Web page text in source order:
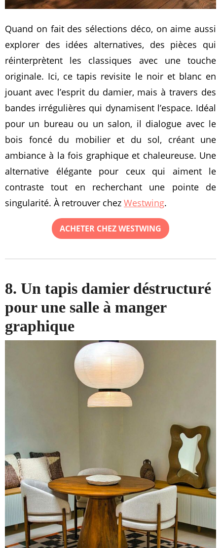
Quand on fait des sélections déco, on aime aussi
explorer des idées alternatives, des pièces qui
réinterprètent les classiques avec une touche
originale. Ici, ce tapis revisite le noir et blanc en
jouant avec l’esprit du damier, mais à travers des
bandes irrégulières qui dynamisent l’espace. Idéal
pour un bureau ou un salon, il dialogue avec le
bois foncé du mobilier et du sol, créant une
ambiance à la fois graphique et chaleureuse. Une
alternative élégante pour ceux qui aiment le
contraste tout en recherchant une pointe de
singularité. À retrouver chez Westwing.
ACHETER CHEZ WESTWING
8. Un tapis damier déstructuré
pour une salle à manger
graphique